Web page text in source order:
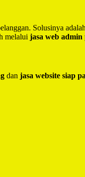
Solusinya
melalui jasa web
dan jasa website siap